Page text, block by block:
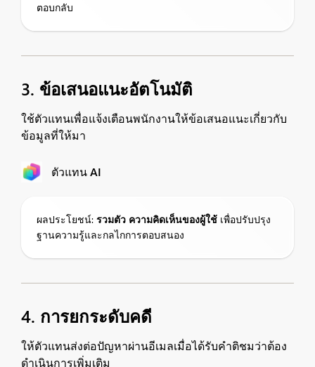
ตอบกลับ
3. ข้อเสนอแนะอัตโนมัติ
ใช้ตัวแทนเพื่อแจ้งเตือนพนักงานให้ข้อเสนอแนะเกี่ยวกับ
ข้อมูลที่ให้มา
ตัวแทน AI
ผลประโยชน์: รวมตัว ความคิดเห็นของผู้ใช้ เพื่อปรับปรุง
ฐานความรู้และกลไกการตอบสนอง
4. การยกระดับคดี
ให้ตัวแทนส่งต่อปัญหาผ่านอีเมลเมื่อได้รับคำติชมว่าต้อง
ดำเนินการเพิ่มเติม